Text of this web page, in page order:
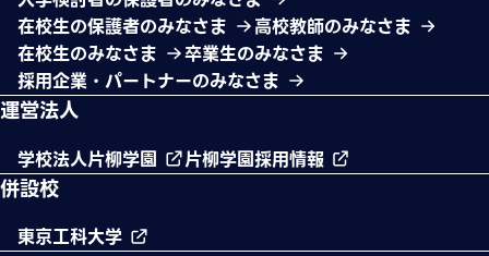
在校生の保護者のみなさま
高校教師のみなさま
在校生のみなさま
卒業生のみなさま
採用企業・パートナーのみなさま
運営法人
学校法人片柳学園 片柳学園採用情報
併設校
東京工科大学